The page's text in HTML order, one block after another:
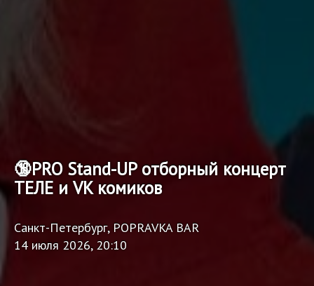
🔞PRO Stand-UP отборный концерт
ТЕЛЕ и VK комиков
Санкт-Петербург, POPRAVKA BAR
14 июля 2026, 20:10